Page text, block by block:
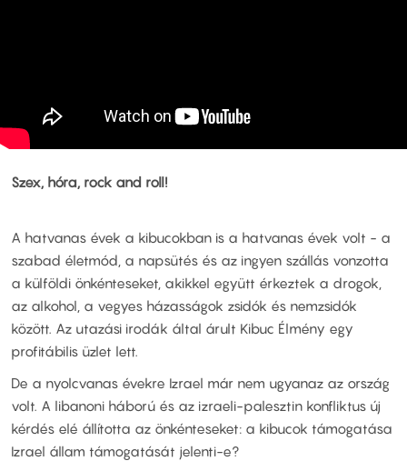
Szex, hóra, rock and roll!
A hatvanas évek a kibucokban is a hatvanas évek volt - a
szabad életmód, a napsütés és az ingyen szállás vonzotta
a külföldi önkénteseket, akikkel együtt érkeztek a drogok,
az alkohol, a vegyes házasságok zsidók és nemzsidók
között. Az utazási irodák által árult Kibuc Élmény egy
profitábilis üzlet lett.
De a nyolcvanas évekre Izrael már nem ugyanaz az ország
volt. A libanoni háború és az izraeli-palesztin konfliktus új
kérdés elé állította az önkénteseket: a kibucok támogatása
Izrael állam támogatását jelenti-e?